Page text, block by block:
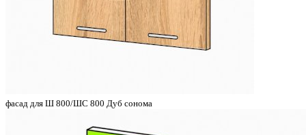
фасад для Ш 800/ШС 800 Дуб сонома